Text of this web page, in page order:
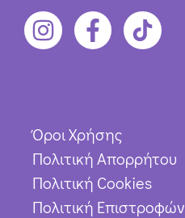
Όροι Χρήσης
Πολιτική Απορρήτου
Πολιτική Cookies
Πολιτική Επιστροφών